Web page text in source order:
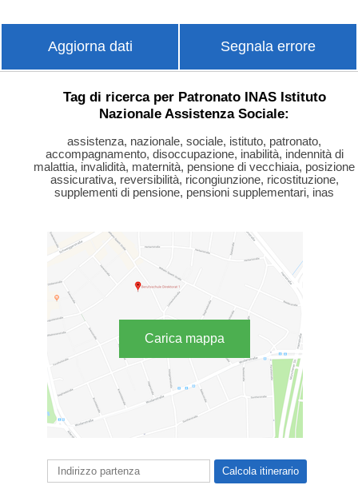
Aggiorna dati Segnala errore
Tag di ricerca per Patronato INAS Istituto
Nazionale Assistenza Sociale:
assistenza, nazionale, sociale, istituto, patronato,
accompagnamento, disoccupazione, inabilità, indennità di
malattia, invalidità, maternità, pensione di vecchiaia, posizione
assicurativa, reversibilità, ricongiunzione, ricostituzione,
supplementi di pensione, pensioni supplementari, inas
Carica mappa